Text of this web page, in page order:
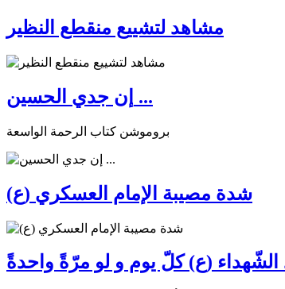
مشاهد لتشييع منقطع النظير
إن جدي الحسين ...
بروموشن كتاب الرحمة الواسعة
شدة مصيبة الإمام العسكري (ع)
(ع) كلّ يوم و لو مرّةً واحدةً